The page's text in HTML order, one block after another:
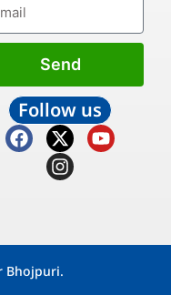
Send
Follow us
Bhojpuri.